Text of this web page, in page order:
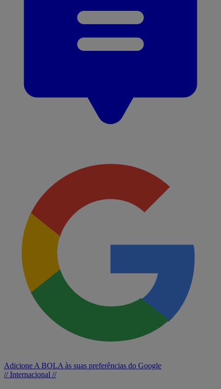
Adicione A BOLA às suas preferências do Google
// Internacional //